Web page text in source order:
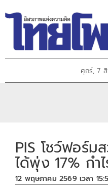
ศุกร์, 7
PIS โชว์ฟอร์ม
ได้พุ่ง 17% กำ
12 พฤษภาคม 2569 เวลา